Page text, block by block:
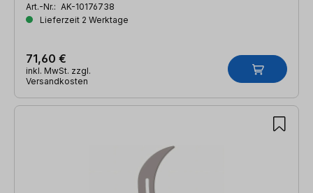
Art.-Nr.: AK-10176738
Lieferzeit 2 Werktage
71,60 €
inkl. MwSt. zzgl.
Versandkosten